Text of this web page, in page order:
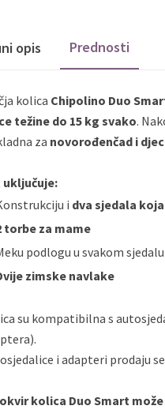
opis Prednosti
kolica Chipolino Duo
težine do 15 kg svako.
za novorođenčad i
uključuje:
i dva sjedala
torbe za mame
podlogu u svakom sjedalu
zimske navlake
su kompatibilna s
i adapteri prodaju
kolica Duo Smart